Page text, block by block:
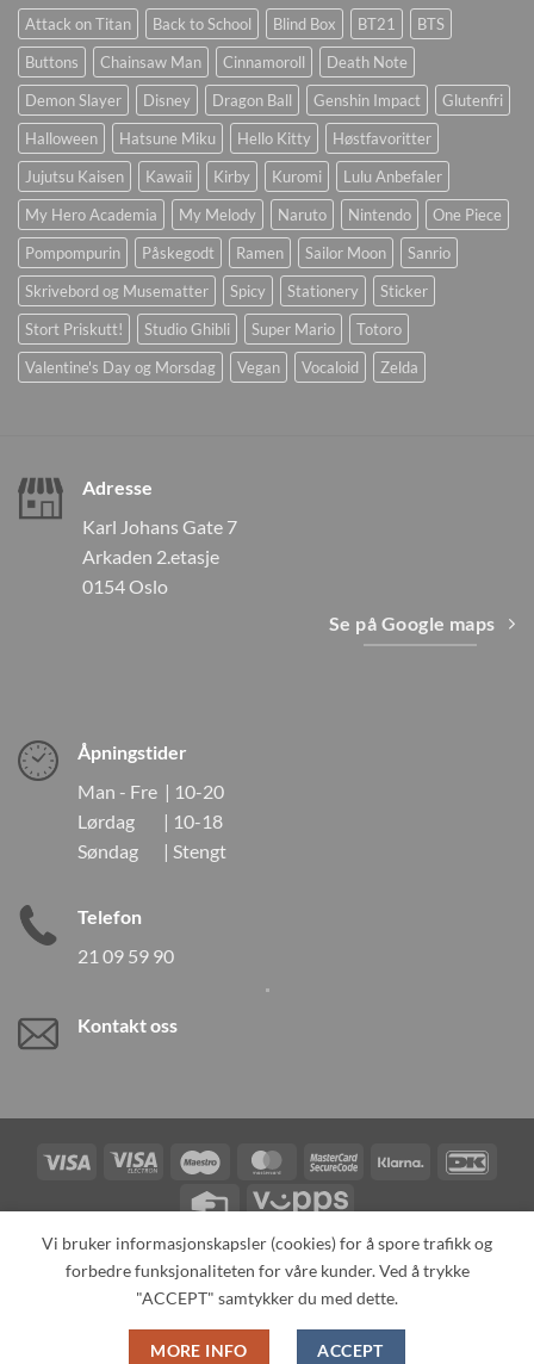
Attack on Titan Back to School Blind Box BT21
BTS
Buttons
Chainsaw Man Cinnamoroll
Death Note
Demon Slayer
Disney Dragon Ball Genshin Impact
Glutenfri
Halloween
Hatsune Miku Hello Kitty
Høstfavoritter
Jujutsu Kaisen
Kawaii Kirby Kuromi
Lulu Anbefaler
My Hero Academia
My Melody Naruto Nintendo
One Piece
Pompompurin
Påskegodt Ramen Sailor Moon
Sanrio
Skrivebord og Musematter
Spicy Stationery
Sticker
Stort Priskutt!
Studio Ghibli Super Mario
Totoro
Valentine's Day og Morsdag
Vegan Vocaloid Zelda
Adresse
Karl Johans Gate 7
Arkaden 2.etasje
0154 Oslo
Se på Google maps
Åpningstider
Man - Fre | 10-20
Lørdag | 10-18
Søndag | Stengt
Telefon
21 09 59 90
Kontakt oss
Visa
Visa
Electron
Maestro MasterCardMasterCardKlarna
Credit
Vipps
TILBAKEKALLINGER KONTAKT OSS
OM OSS
SPESIALBESTILLING
MIN KONTO ALL PRODUCTS
Copyright 2026 ©Neo Tokyo by Neo Tokyo Norway AS -With Love
from Japan-
Vi bruker informasjonskapsler (cookies) for å spore trafikk og
forbedre funksjonaliteten for våre kunder. Ved å trykke
"ACCEPT" samtykker du med dette.
MORE INFO ACCEPT